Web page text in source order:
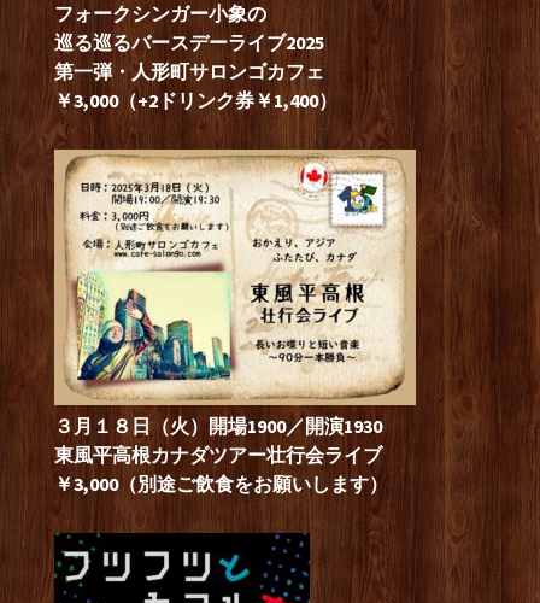
フォークシンガー小象の
巡る巡るバースデーライブ2025
第一弾・人形町サロンゴカフェ
￥3,000（+2ドリンク券￥1,400）
３月１８日（火）開場1900／開演1930
東風平高根カナダツアー壮行会ライブ
￥3,000（別途ご飲食をお願いします）